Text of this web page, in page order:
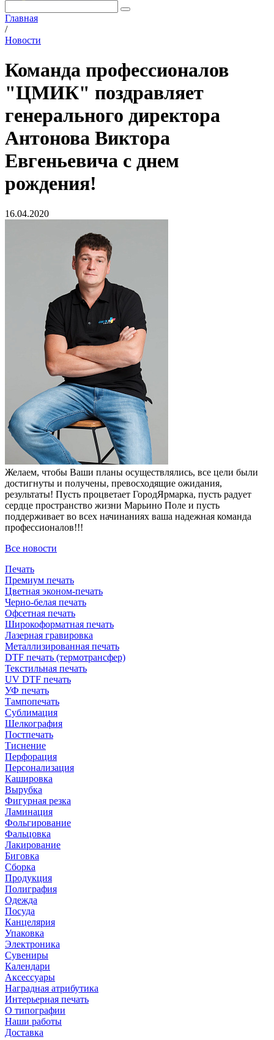
Главная
/
Новости
Команда профессионалов
"ЦМИК" поздравляет
генерального директора
Антонова Виктора
Евгеньевича с днем
рождения!
16.04.2020
Желаем, чтобы Ваши планы осуществлялись, все цели были
достигнуты и получены, превосходящие ожидания,
результаты! Пусть процветает ГородЯрмарка, пусть радует
сердце пространство жизни Марьино Поле и пусть
поддерживает во всех начинаниях ваша надежная команда
профессионалов!!!
Все новости
Печать
Премиум печать
Цветная эконом-печать
Черно-белая печать
Офсетная печать
Широкоформатная печать
Лазерная гравировка
Металлизированная печать
DTF печать (термотрансфер)
Текстильная печать
UV DTF печать
УФ печать
Тампопечать
Сублимация
Шелкография
Постпечать
Тиснение
Перфорация
Персонализация
Кашировка
Вырубка
Фигурная резка
Ламинация
Фольгирование
Фальцовка
Лакирование
Биговка
Сборка
Продукция
Полиграфия
Одежда
Посуда
Канцелярия
Упаковка
Электроника
Сувениры
Календари
Аксессуары
Наградная атрибутика
Интерьерная печать
О типографии
Наши работы
Доставка